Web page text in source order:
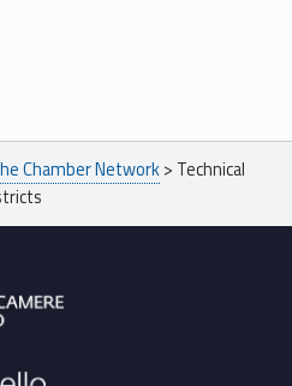
Chamber Network> Technical